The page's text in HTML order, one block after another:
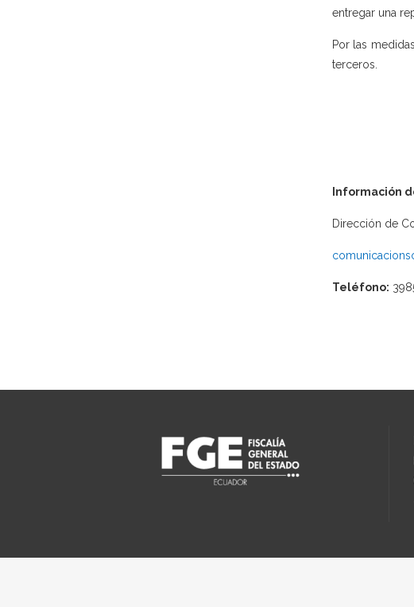
entregar una
Por las
terceros.
Información
Dirección de
Teléfono: